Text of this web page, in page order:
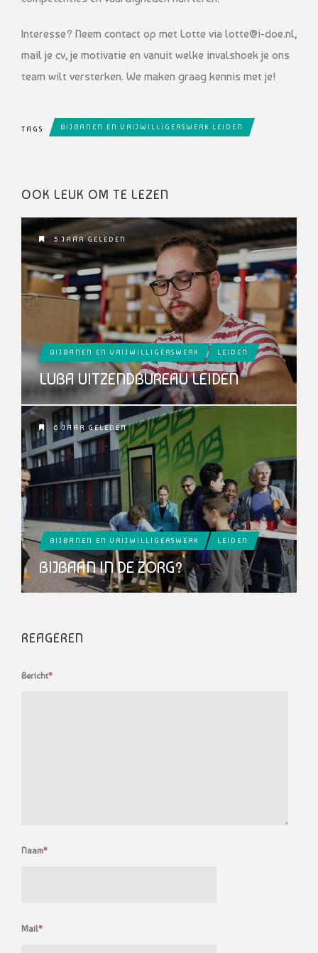
Interesse? Neem contact op met Lotte via lotte@i-doe.nl,
mail je cv, je motivatie en vanuit welke invalshoek je ons
team wilt versterken. We maken graag kennis met je!
TAGS BIJBANEN EN VRIJWILLIGERSWERK LEIDEN
OOK LEUK OM TE LEZEN
5 JAAR GELEDEN
BIJBANEN EN VRIJWILLIGERSWERK LEIDEN
LUBA UITZENDBUREAU LEIDEN
6 JAAR GELEDEN
BIJBANEN EN VRIJWILLIGERSWERK LEIDEN
BIJBAAN IN DE ZORG?
REAGEREN
Bericht*
Naam*
Mail*